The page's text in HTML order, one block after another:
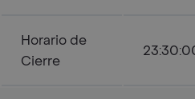
Horario de
Cierre